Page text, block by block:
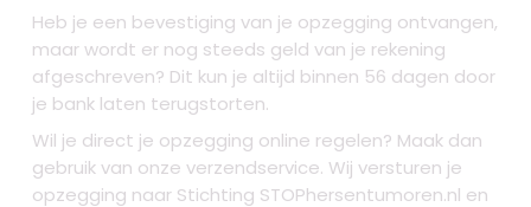
Heb je een bevestiging van je opzegging ontvangen,
maar wordt er nog steeds geld van je rekening
afgeschreven? Dit kun je altijd binnen 56 dagen door
je bank laten terugstorten.
Wil je direct je opzegging online regelen? Maak dan
gebruik van onze verzendservice. Wij versturen je
opzegging naar Stichting STOPhersentumoren.nl en